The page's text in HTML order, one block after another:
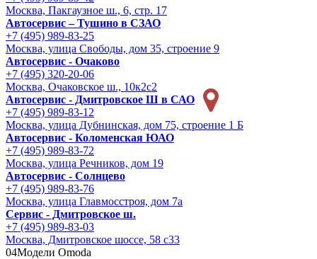
Москва, Пакгаузное ш., 6, стр. 17
Автосервис – Тушино в СЗАО
+7 (495) 989-83-25
Москва, улица Свободы, дом 35, строение 9
Автосервис - Очаково
+7 (495) 320-20-06
Москва, Очаковское ш., 10к2с2
Автосервис - Дмитровское Ш в САО
+7 (495) 989-83-12
Москва, улица Дубнинская, дом 75, строение 1 Б
Автосервис - Коломенская ЮАО
+7 (495) 989-83-72
Москва, улица Речников, дом 19
Автосервис - Солнцево
+7 (495) 989-83-76
Москва, улица Главмосстроя, дом 7а
Сервис - Дмитровское ш.
+7 (495) 989-83-03
Москва, Дмитровское шоссе, 58 с33
04Модели Omoda